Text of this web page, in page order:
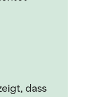
dass